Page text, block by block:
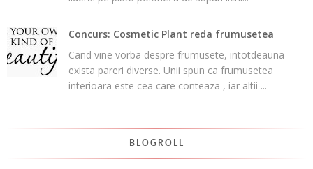
Concurs: Cosmetic Plant reda frumusetea
Cand vine vorba despre frumusete, intotdeauna
exista pareri diverse. Unii spun ca frumusetea
interioara este cea care conteaza , iar altii ...
BLOGROLL